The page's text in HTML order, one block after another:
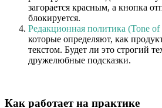
загорается красным, а кнопка
блокируется.
Редакционная политика (Tone of
которые определяют, как
текстом. Будет ли это строгий
дружелюбные подсказки.
Как работает на практике